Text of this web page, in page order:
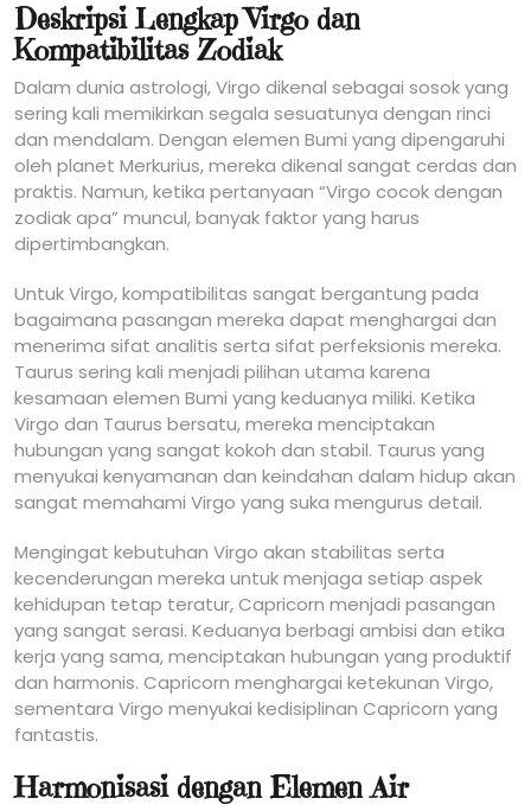
Deskripsi Lengkap Virgo dan
Kompatibilitas Zodiak
Dalam dunia astrologi, Virgo dikenal sebagai sosok yang
sering kali memikirkan segala sesuatunya dengan rinci
dan mendalam. Dengan elemen Bumi yang dipengaruhi
oleh planet Merkurius, mereka dikenal sangat cerdas dan
praktis. Namun, ketika pertanyaan “Virgo cocok dengan
zodiak apa” muncul, banyak faktor yang harus
dipertimbangkan.
Untuk Virgo, kompatibilitas sangat bergantung pada
bagaimana pasangan mereka dapat menghargai dan
menerima sifat analitis serta sifat perfeksionis mereka.
Taurus sering kali menjadi pilihan utama karena
kesamaan elemen Bumi yang keduanya miliki. Ketika
Virgo dan Taurus bersatu, mereka menciptakan
hubungan yang sangat kokoh dan stabil. Taurus yang
menyukai kenyamanan dan keindahan dalam hidup akan
sangat memahami Virgo yang suka mengurus detail.
Mengingat kebutuhan Virgo akan stabilitas serta
kecenderungan mereka untuk menjaga setiap aspek
kehidupan tetap teratur, Capricorn menjadi pasangan
yang sangat serasi. Keduanya berbagi ambisi dan etika
kerja yang sama, menciptakan hubungan yang produktif
dan harmonis. Capricorn menghargai ketekunan Virgo,
sementara Virgo menyukai kedisiplinan Capricorn yang
fantastis.
Harmonisasi dengan Elemen Air